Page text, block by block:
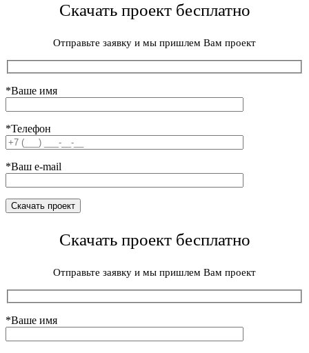
Скачать проект бесплатно
Отправьте заявку и мы пришлем Вам проект
*Ваше имя
*Телефон
*Ваш e-mail
Скачать проект бесплатно
Отправьте заявку и мы пришлем Вам проект
*Ваше имя